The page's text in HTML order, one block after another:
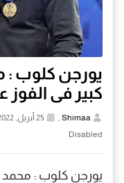
يورجن كلوب
كبير فى الفوز
Shimaa
Disabled
يورجن كلوب :